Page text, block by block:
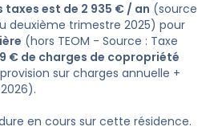
taxes est de 2 935 € / an (source
deuxième trimestre 2025) pour
(hors TEOM - Source : Taxe
€ de charges de copropriété
sur charges annuelle +
en cours sur cette résidence.